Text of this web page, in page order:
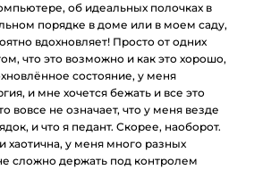
об идеальных полочках в
порядке в доме или в моем саду,
вдохновляет! Просто от одних
что это возможно и как это хорошо,
состояние, у меня
и мне хочется бежать и все это
вовсе не означает, что у меня везде
и что я педант. Скорее, наоборот.
хаотична, у меня много разных
сложно держать под контролем